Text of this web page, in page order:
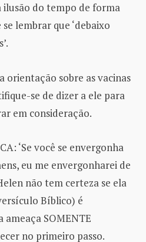
ilusão do tempo de forma
lembrar que ‘debaixo
orientação sobre as vacinas
se de dizer a ele para
em consideração.
‘Se você se envergonha
eu me envergonharei de
não tem certeza se ela
Bíblico) é
SOMENTE
no primeiro passo.